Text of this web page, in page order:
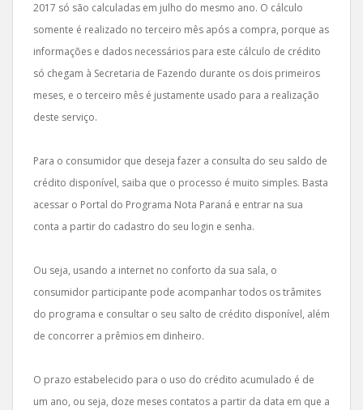
2017 só são calculadas em julho do mesmo ano. O cálculo
somente é realizado no terceiro mês após a compra, porque as
informações e dados necessários para este cálculo de crédito
só chegam à Secretaria de Fazendo durante os dois primeiros
meses, e o terceiro mês é justamente usado para a realização
deste serviço.
Para o consumidor que deseja fazer a consulta do seu saldo de
crédito disponível, saiba que o processo é muito simples. Basta
acessar o Portal do Programa Nota Paraná e entrar na sua
conta a partir do cadastro do seu login e senha.
Ou seja, usando a internet no conforto da sua sala, o
consumidor participante pode acompanhar todos os trâmites
do programa e consultar o seu salto de crédito disponível, além
de concorrer a prêmios em dinheiro.
O prazo estabelecido para o uso do crédito acumulado é de
um ano, ou seja, doze meses contatos a partir da data em que a